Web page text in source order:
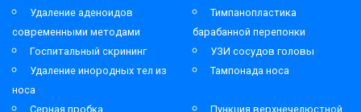
Удаление аденоидов
современными методами
Тимпанопластика
барабанной перепонки
Госпитальный скрининг
УЗИ сосудов головы
Удаление инородных тел из
носа
Тампонада носа
Серная пробка.
Пункция верхнечелюстной